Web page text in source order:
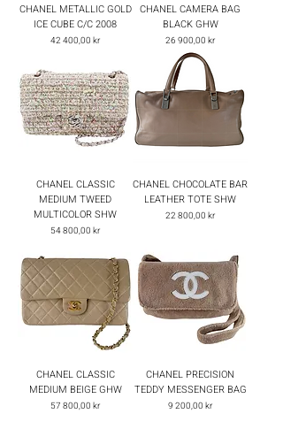
CHANEL METALLIC GOLD
ICE CUBE C/C 2008
Pris
42 400,00 kr
CHANEL CAMERA BAG
BLACK GHW
Pris
26 900,00 kr
CHANEL CLASSIC
MEDIUM TWEED
MULTICOLOR SHW
Pris
54 800,00 kr
CHANEL CHOCOLATE BAR
LEATHER TOTE SHW
Pris
22 800,00 kr
CHANEL CLASSIC
MEDIUM BEIGE GHW
Pris
57 800,00 kr
CHANEL PRECISION
TEDDY MESSENGER BAG
Pris
9 200,00 kr